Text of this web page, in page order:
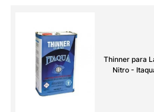
Thinner para
Nitro -